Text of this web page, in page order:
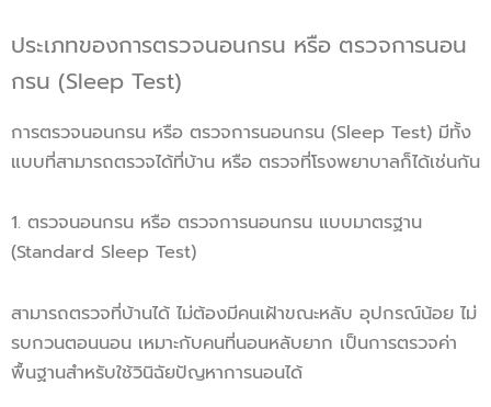
ประเภทของการตรวจนอนกรน หรือ ตรวจการนอน
กรน (Sleep Test)
การตรวจนอนกรน หรือ ตรวจการนอนกรน (Sleep Test) มีทั้ง
แบบที่สามารถตรวจได้ที่บ้าน หรือ ตรวจที่โรงพยาบาลก็ได้เช่นกัน
1. ตรวจนอนกรน หรือ ตรวจการนอนกรน แบบมาตรฐาน
(Standard Sleep Test)
สามารถตรวจที่บ้านได้ ไม่ต้องมีคนเฝ้าขณะหลับ อุปกรณ์น้อย ไม่
รบกวนตอนนอน เหมาะกับคนที่นอนหลับยาก เป็นการตรวจค่า
พื้นฐานสำหรับใช้วินิฉัยปัญหาการนอนได้